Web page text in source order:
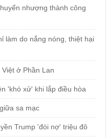
nhượng thành công
làm do nắng nóng, thiệt hại
ở Phần Lan
'khó xử' khi lắp điều hòa
sa mạc
Trump 'đòi nợ' triệu đô